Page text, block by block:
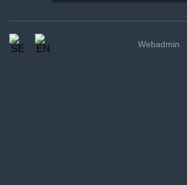
Webadmin